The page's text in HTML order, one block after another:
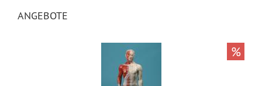
ANGEBOTE
%